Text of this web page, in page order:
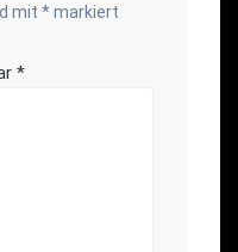
mit *markiert
*